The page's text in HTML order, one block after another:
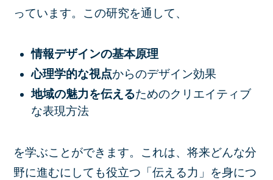
っています。この研究を通して、
情報デザインの基本原理
心理学的な視点からのデザイン効果
地域の魅力を伝えるためのクリエイティブ
な表現方法
を学ぶことができます。これは、将来どんな分
野に進むにしても役立つ「伝える力」を身につ